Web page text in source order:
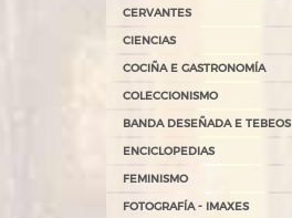
CERVANTES
CIENCIAS
COCIÑA E GASTRONOMÍA
COLECCIONISMO
BANDA DESEÑADA E TEBEOS
ENCICLOPEDIAS
FEMINISMO
FOTOGRAFÍA - IMAXES